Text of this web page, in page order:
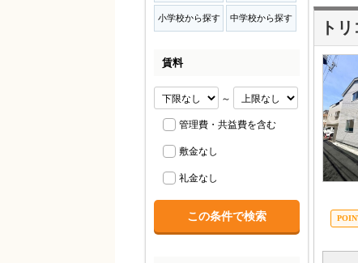
ト
小学校から探す 中学校から探す
賃料
～
管理費・共益費を含む
敷金なし
礼金なし